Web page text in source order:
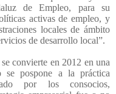
de Empleo, para su
activas de empleo, y
locales de ámbito
de desarrollo local”.
convierte en 2012 en una
se pospone a la práctica
por los consocios,